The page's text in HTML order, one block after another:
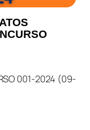
001-2024 (09-